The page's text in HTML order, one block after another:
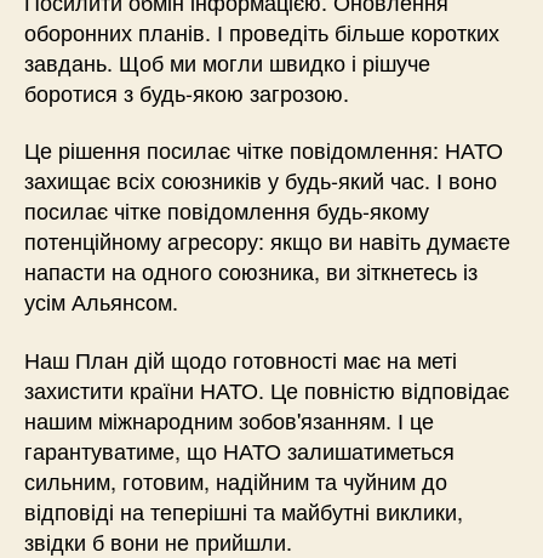
оборонних планів. І проведіть більше коротких
завдань. Щоб ми могли швидко і рішуче
боротися з будь-якою загрозою.
Це рішення посилає чітке повідомлення: НАТО
захищає всіх союзників у будь-який час. І воно
посилає чітке повідомлення будь-якому
потенційному агресору: якщо ви навіть думаєте
напасти на одного союзника, ви зіткнетесь із
усім Альянсом.
Наш План дій щодо готовності має на меті
захистити країни НАТО. Це повністю відповідає
нашим міжнародним зобов'язанням. І це
гарантуватиме, що НАТО залишатиметься
сильним, готовим, надійним та чуйним до
відповіді на теперішні та майбутні виклики,
звідки б вони не прийшли.